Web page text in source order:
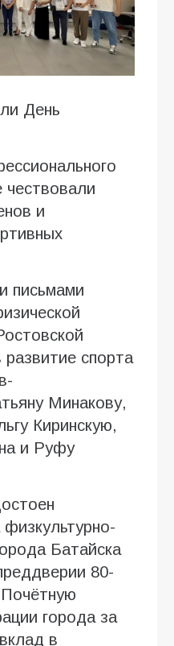
День
чествовали
и
письмами
спорта
Минакову,
Киринскую,
и Руфу
Батайска
80-
города за
в